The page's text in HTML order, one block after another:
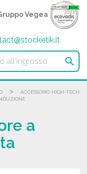
Vegea

>
ACCESSORIO HIGH-TECH
a